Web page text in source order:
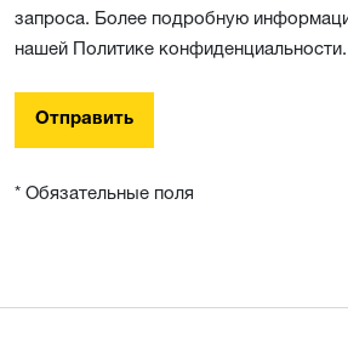
запроса. Более подробную
нашей Политике конфиденциальности.
Отправить
* Обязательные поля